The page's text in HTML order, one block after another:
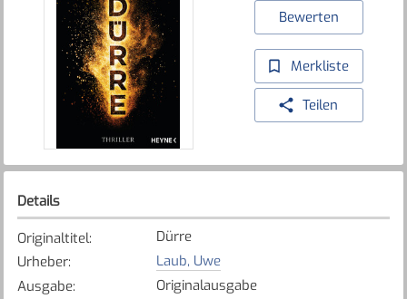
Bewerten
Merkliste
Teilen
Details
Originaltitel:
Dürre
Urheber:
Laub, Uwe
Ausgabe:
Originalausgabe